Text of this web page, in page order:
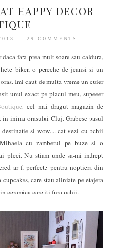
HAPPY DECOR
29 COMMENTS
fara prea mult soare sau caldura,
biker, o pereche de jeansi si un
Imi caut de multa vreme un cuier
unul exact pe placul meu, supeeer
, cel mai dragut magazin de
in inima orasului Cluj. Grabesc pasul
si wow.... cat vezi cu ochii
cu zambetul pe buze si o
pleci. Nu stiam unde sa-mi indrept
ar fi perfecte pentru noptiera din
care stau aliniate pe etajera
ceramica care iti fura ochii.